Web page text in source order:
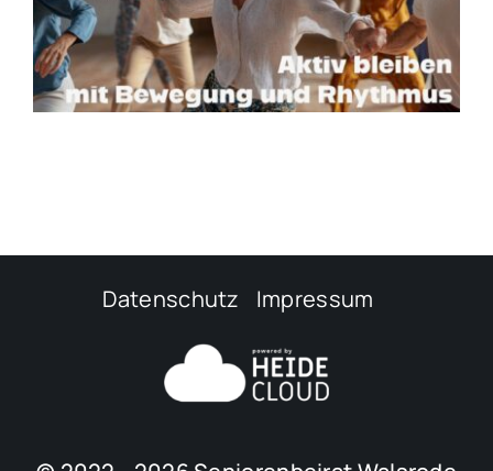
Datenschutz Impressum